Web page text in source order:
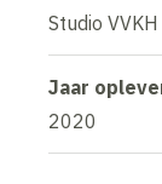
Studio VVKH
Jaar
2020